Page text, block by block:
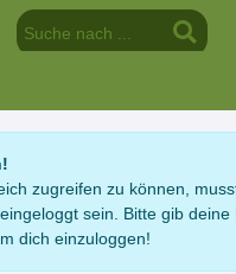
zugreifen zu können,
sein. Bitte gib deine
dich einzuloggen!